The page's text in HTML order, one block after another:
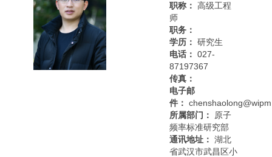
职称： 高级工程
师
职务：
学历： 研究生
电话： 027-
87197367
传真：
电子邮
件：
所属部门：
原子
频率标准研究部
通讯地址： 湖北
省武汉市武昌区小